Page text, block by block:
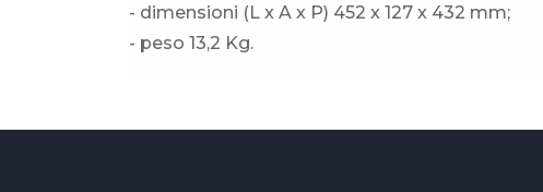
- dimensioni (L x A x P) 452 x 127 x 432 mm;
- peso 13,2 Kg.